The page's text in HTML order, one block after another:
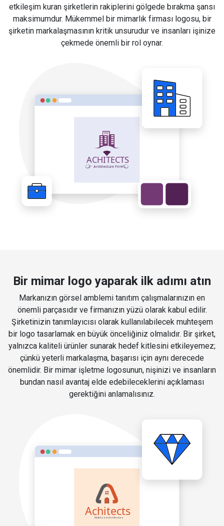
etkileşim kuran şirketlerin rakiplerini gölgede bırakma şansı
maksimumdur. Mükemmel bir mimarlık firması logosu, bir
şirketin markalaşmasının kritik unsurudur ve insanları işinize
çekmede önemli bir rol oynar.
Bir mimar logo yaparak ilk adımı atın
Markanızın görsel amblemi tanıtım çalışmalarınızın en
önemli parçasıdır ve firmanızın yüzü olarak kabul edilir.
Şirketinizin tanımlayıcısı olarak kullanılabilecek muhteşem
bir logo tasarlamak en büyük önceliğiniz olmalıdır. Bir şirket,
yalnızca kaliteli ürünler sunarak hedef kitlesini etkileyemez;
çünkü yeterli markalaşma, başarısı için aynı derecede
önemlidir. Bir mimar işletme logosunun, nişinizi ve insanların
bundan nasıl avantaj elde edebileceklerini açıklaması
gerektiğini anlamalısınız.